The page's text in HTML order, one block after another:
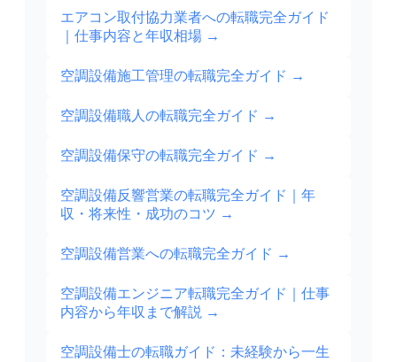
エアコン取付協力業者への転職完全ガイド
｜仕事内容と年収相場 →
空調設備施工管理の転職完全ガイド →
空調設備職人の転職完全ガイド →
空調設備保守の転職完全ガイド →
空調設備反響営業の転職完全ガイド｜年
収・将来性・成功のコツ →
空調設備営業への転職完全ガイド →
空調設備エンジニア転職完全ガイド｜仕事
内容から年収まで解説 →
空調設備士の転職ガイド：未経験から一生